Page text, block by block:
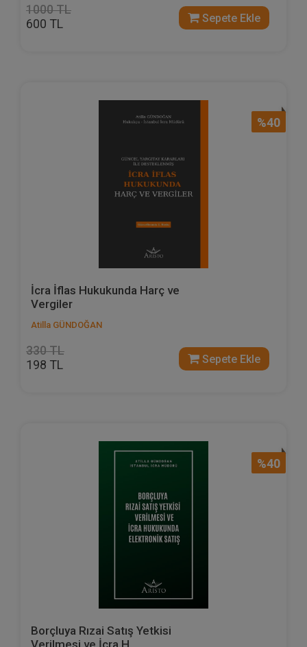
1000 TL
600 TL Sepete Ekle
%40
İcra İflas Hukukunda Harç ve
Vergiler
Atilla GÜNDOĞAN
330 TL
198 TL Sepete Ekle
%40
Borçluya Rızai Satış Yetkisi
Verilmesi ve İcra H...